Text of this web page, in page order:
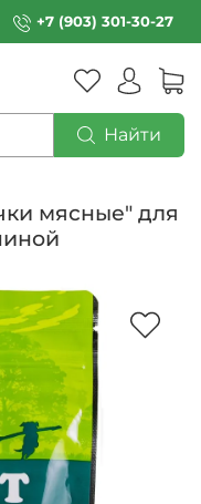
+7 (903) 301-30-27
Найти
мясные" для